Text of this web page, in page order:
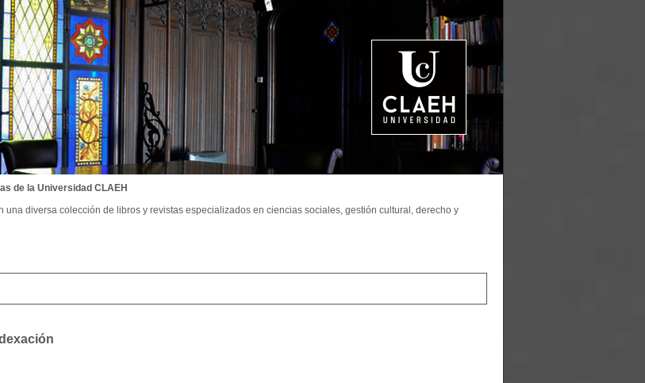
de la Universidad CLAEH
una diversa colección de libros y revistas especializados en ciencias sociales, gestión cultural, derecho y